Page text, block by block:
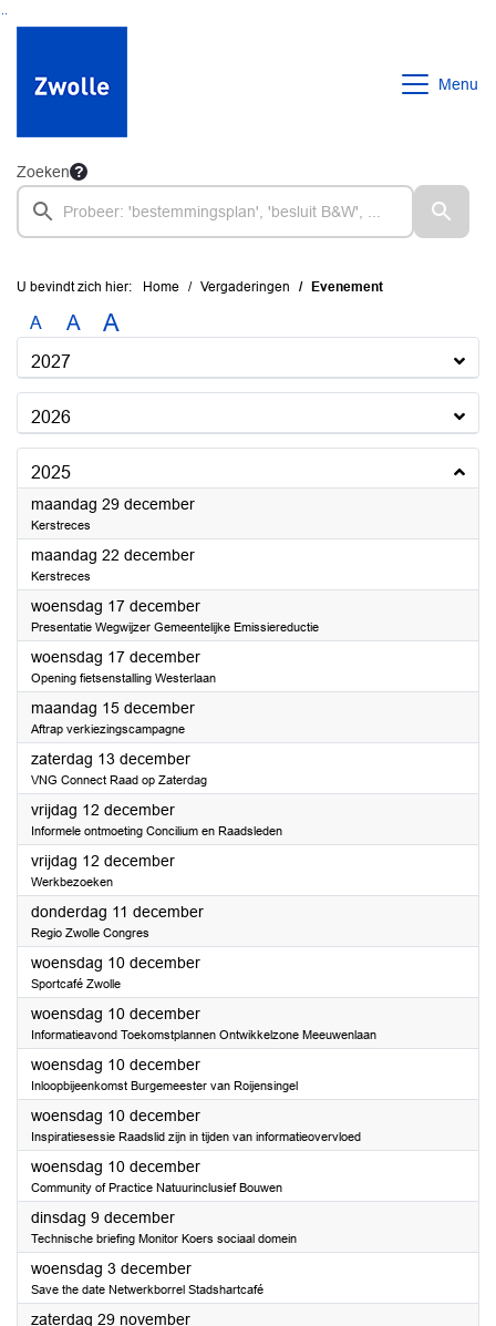
Ga naar de inhoud van deze pagina
Ga naar het zoeken
Ga naar het menu
Menu
Zoeken
U bevindt zich hier: Home Vergaderingen Evenement
A A A
2027
2026
2025
maandag 29 december2025
Kerstreces
maandag 22 december2025
Kerstreces
woensdag 17 december2025
Presentatie Wegwijzer Gemeentelijke Emissiereductie
woensdag 17 december2025
Opening fietsenstalling Westerlaan
maandag 15 december2025
Aftrap verkiezingscampagne
zaterdag 13 december2025
VNG Connect Raad op Zaterdag
vrijdag 12 december2025
Informele ontmoeting Concilium en Raadsleden
vrijdag 12 december2025
Werkbezoeken
donderdag 11 december2025
Regio Zwolle Congres
woensdag 10 december2025
Sportcafé Zwolle
woensdag 10 december2025
Informatieavond Toekomstplannen Ontwikkelzone Meeuwenlaan
woensdag 10 december2025
Inloopbijeenkomst Burgemeester van Roijensingel
woensdag 10 december2025
Inspiratiesessie Raadslid zijn in tijden van informatieovervloed
woensdag 10 december2025
Community of Practice Natuurinclusief Bouwen
dinsdag 9 december2025
Technische briefing Monitor Koers sociaal domein
woensdag 3 december2025
Save the date Netwerkborrel Stadshartcafé
zaterdag 29 november2025